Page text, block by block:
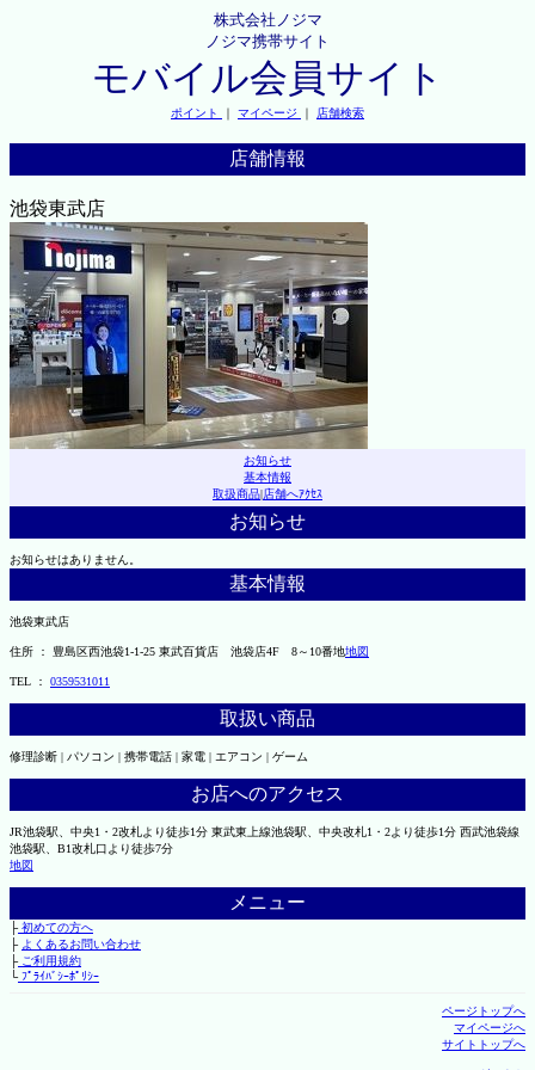
株式会社ノジマ
ノジマ携帯サイト
モバイル会員サイト
ポイント ｜ マイページ ｜ 店舗検索
店舗情報
池袋東武店
お知らせ
基本情報
取扱商品|店舗へｱｸｾｽ
お知らせ
お知らせはありません。
基本情報
池袋東武店
住所 ： 豊島区西池袋1-1-25 東武百貨店 池袋店4F 8～10番地地図
TEL ： 0359531011
取扱い商品
修理診断 | パソコン | 携帯電話 | 家電 | エアコン | ゲーム
お店へのアクセス
JR池袋駅、中央1・2改札より徒歩1分 東武東上線池袋駅、中央改札1・2より徒歩1分 西武池袋線
池袋駅、B1改札口より徒歩7分
地図
メニュー
├初めての方へ
├ よくあるお問い合わせ
├ご利用規約
└ﾌﾟﾗｲﾊﾞｼｰﾎﾟﾘｼｰ
ページトップへ
マイページへ
サイトトップへ